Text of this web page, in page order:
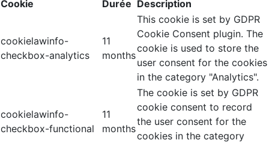
Cookie
Durée Description
cookielawinfo-
checkbox-analytics
11
months
This cookie is set by GDPR
Cookie Consent plugin. The
cookie is used to store the
user consent for the cookies
in the category "Analytics".
cookielawinfo-
checkbox-functional
11
months
The cookie is set by GDPR
cookie consent to record
the user consent for the
cookies in the category